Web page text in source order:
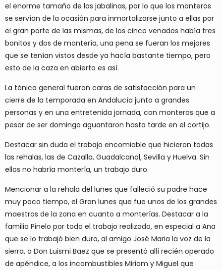
el enorme tamaño de las jabalinas, por lo que los monteros
se servían de la ocasión para inmortalizarse junto a ellas por
el gran porte de las mismas, de los cinco venados había tres
bonitos y dos de montería, una pena se fueran los mejores
que se tenían vistos desde ya hacía bastante tiempo, pero
esto de la caza en abierto es así.
La tónica general fueron caras de satisfacción para un
cierre de la temporada en Andalucía junto a grandes
personas y en una entretenida jornada, con monteros que a
pesar de ser domingo aguantaron hasta tarde en el cortijo.
Destacar sin duda el trabajo encomiable que hicieron todas
las rehalas, las de Cazalla, Guadalcanal, Sevilla y Huelva. Sin
ellos no habría montería, un trabajo duro.
Mencionar a la rehala del lunes que falleció su padre hace
muy poco tiempo, el Gran lunes que fue unos de los grandes
maestros de la zona en cuanto a monterías. Destacar a la
familia Pinelo por todo el trabajo realizado, en especial a Ana
que se lo trabajó bien duro, al amigo José Maria la voz de la
sierra, a Don Luismi Baez que se presentó allí recién operado
de apéndice, a los incombustibles Miriam y Miguel que